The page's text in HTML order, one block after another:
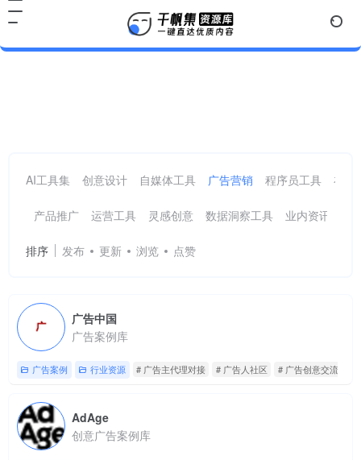
AI工具集 创意设计 自媒体工具 广告营销 程序员工具 在线
产品推广 运营工具 灵感创意 数据洞察工具 业内资讯
排序 发布 更新 浏览 点赞
广告中国
广告案例库
广告案例 行业资源 # 广告主代理对接 # 广告人社区 # 广告创意交流
AdAge
创意广告案例库